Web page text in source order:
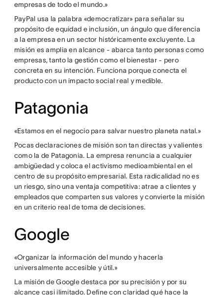
empresas de todo el mundo.»
PayPal usa la palabra «democratizar» para señalar su
propósito de equidad e inclusión, un ángulo que diferencia
a la empresa en un sector históricamente excluyente. La
misión es amplia en alcance - abarca tanto personas como
empresas, tanto la gestión como el bienestar - pero
concreta en su intención. Funciona porque conecta el
producto con un impacto social real y medible.
Patagonia
«Estamos en el negocio para salvar nuestro planeta natal.»
Pocas declaraciones de misión son tan directas y valientes
como la de Patagonia. La empresa renuncia a cualquier
ambigüedad y coloca el activismo medioambiental en el
centro de su propósito empresarial. Esta radicalidad no es
un riesgo, sino una ventaja competitiva: atrae a clientes y
empleados que comparten sus valores y convierte la misión
en un criterio real de toma de decisiones.
Google
«Organizar la información del mundo y hacerla
universalmente accesible y útil.»
La misión de Google destaca por su precisión y por su
alcance casi ilimitado. Define con claridad qué hace la